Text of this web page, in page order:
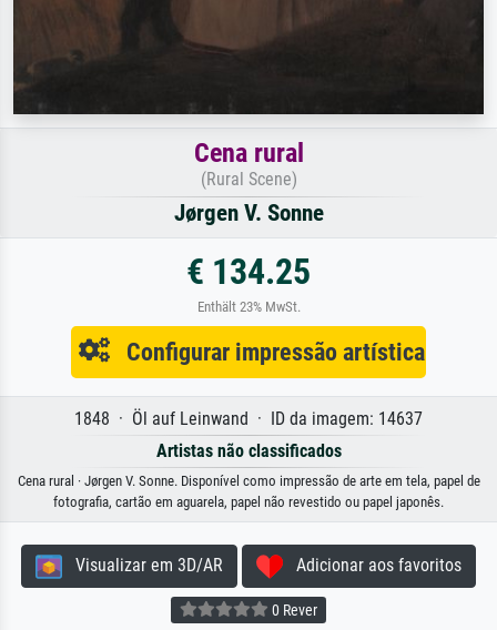
Cena rural
(Rural Scene)
Jørgen V. Sonne
€ 134.25
Enthält 23% MwSt.
Configurar impressão artística
1848 · Öl auf Leinwand · ID da imagem: 14637
Artistas não classificados
Cena rural · Jørgen V. Sonne. Disponível como impressão de arte em tela, papel de
fotografia, cartão em aguarela, papel não revestido ou papel japonês.
Visualizar em 3D/AR Adicionar aos favoritos
0 Rever